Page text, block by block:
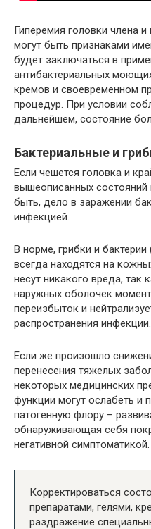
Гиперемия головки члена
могут быть признаками
будет заключаться в
антибактериальных
кремов и своевременном
процедур. При условии
дальнейшем, состояние
Бактериальные и
Если чешется головка и
вышеописанных состояний
быть, дело в заражении
инфекцией.
В норме, грибки и
всегда находятся на
несут никакого вреда, так
наружных оболочек
переизбыток и
распространения инфекции.
Если же произошло
перенесения тяжелых
некоторых медицинских
функции могут ослабеть и
патогенную флору –
обнаруживающая себя
негативной симптоматикой.
Корректироваться
препаратами, гелями,
раздражение